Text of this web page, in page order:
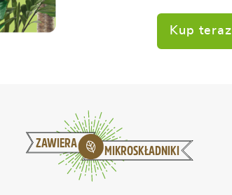
Kup teraz